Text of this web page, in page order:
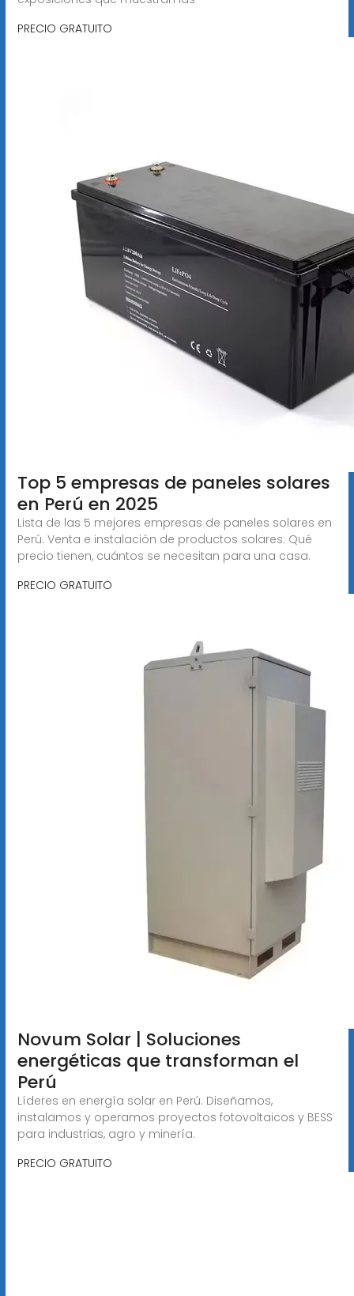
PRECIO GRATUITO
Top 5 empresas de paneles solares
en Perú en 2025
Lista de las 5 mejores empresas de paneles solares en
Perú. Venta e instalación de productos solares. Qué
precio tienen, cuántos se necesitan para una casa.
PRECIO GRATUITO
Novum Solar | Soluciones
energéticas que transforman el
Perú
Líderes en energía solar en Perú. Diseñamos,
instalamos y operamos proyectos fotovoltaicos y BESS
para industrias, agro y minería.
PRECIO GRATUITO